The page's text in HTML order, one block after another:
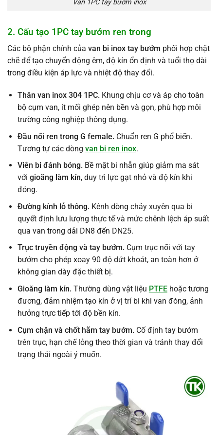
Van 1PC tay bướm inox
2. Cấu tạo 1PC tay bướm ren trong
Các bộ phận chính của van bi inox tay bướm phối hợp chặt
chẽ để tạo chuyển động êm, độ kín ổn định và tuổi thọ dài
trong điều kiện áp lực và nhiệt độ thay đổi.
Thân van inox 304 1PC.Khung chịu cơ và áp cho toàn
bộ cụm van, ít mối ghép nên bền và gọn, phù hợp môi
trường công nghiệp thông dụng.
Đầu nối ren trong G female.Chuẩn ren G phổ biến.
Tương tự các dòng van bi ren inox.
Viên bi đánh bóng.Bề mặt bi nhẵn giúp giảm ma sát
với gioăng làm kín, duy trì lực gạt nhỏ và độ kín khi
đóng.
Đường kính lỗ thông.Kênh dòng chảy xuyên qua bi
quyết định lưu lượng thực tế và mức chênh lệch áp suất
qua van trong dải DN8 đến DN25.
Trục truyền động và tay bướm.Cụm trục nối với tay
bướm cho phép xoay 90 độ dứt khoát, an toàn hơn ở
không gian dày đặc thiết bị.
Gioăng làm kín.Thường dùng vật liệu PTFEhoặc tương
đương, đảm nhiệm tạo kín ở vị trí bi khi van đóng, ảnh
hưởng trực tiếp tới độ bền kín.
Cụm chặn và chốt hãm tay bướm.Cố định tay bướm
trên trục, hạn chế lỏng theo thời gian và tránh thay đổi
trạng thái ngoài ý muốn.